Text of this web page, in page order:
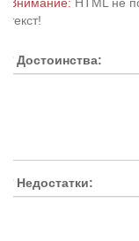
текст!
Достоинства:
Недостатки: